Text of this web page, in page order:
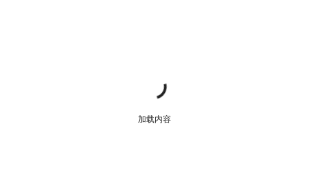
加载内容